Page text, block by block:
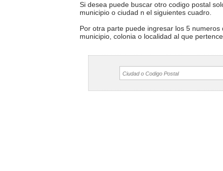
Si desea puede buscar otro codigo postal
municipio o ciudad n el siguientes cuadro.
Por otra parte puede ingresar los 5
municipio, colonia o localidad al que